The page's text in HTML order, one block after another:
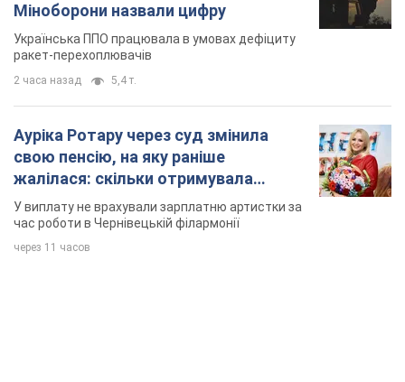
Міноборони назвали цифру
Українська ППО працювала в умовах дефіциту
ракет-перехоплювачів
2 часа назад 5,4 т.
Ауріка Ротару через суд змінила
свою пенсію, на яку раніше
жалілася: скільки отримувала
співачка
У виплату не врахували зарплатню артистки за
час роботи в Чернівецькій філармонії
через 11 часов